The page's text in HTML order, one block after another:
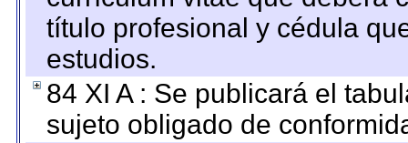
título profesional y cédula
estudios.
84 XI A : Se publicará el
sujeto obligado de